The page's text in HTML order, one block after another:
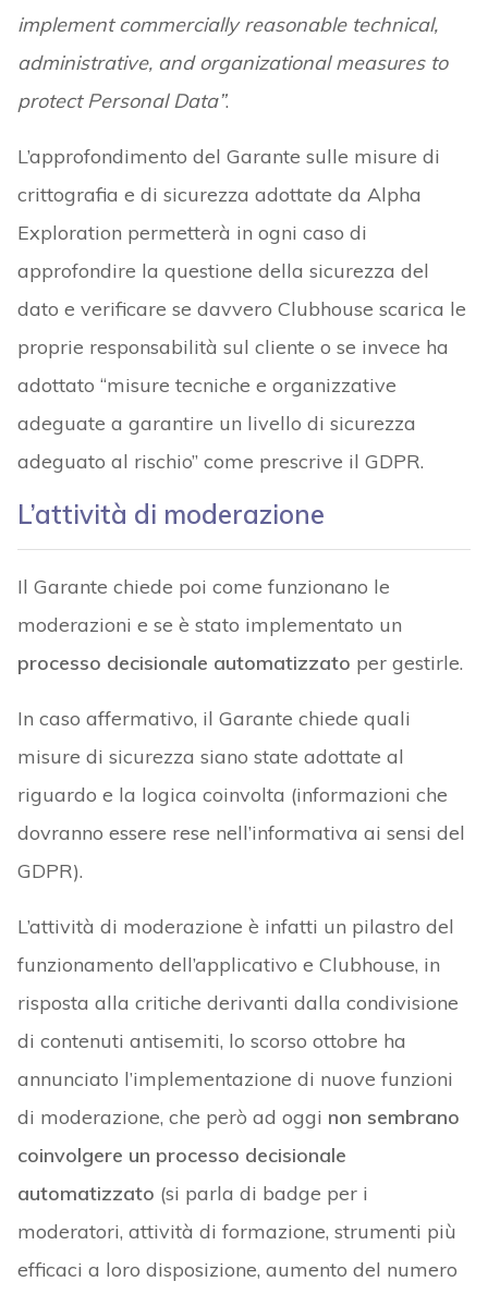
implement commercially reasonable technical,
administrative, and organizational measures to
protect Personal Data”.
L’approfondimento del Garante sulle misure di
crittografia e di sicurezza adottate da Alpha
Exploration permetterà in ogni caso di
approfondire la questione della sicurezza del
dato e verificare se davvero Clubhouse scarica le
proprie responsabilità sul cliente o se invece ha
adottato “misure tecniche e organizzative
adeguate a garantire un livello di sicurezza
adeguato al rischio” come prescrive il GDPR.
L’attività di moderazione
Il Garante chiede poi come funzionano le
moderazioni e se è stato implementato un
processo decisionale automatizzato per gestirle.
In caso affermativo, il Garante chiede quali
misure di sicurezza siano state adottate al
riguardo e la logica coinvolta (informazioni che
dovranno essere rese nell’informativa ai sensi del
GDPR).
L’attività di moderazione è infatti un pilastro del
funzionamento dell’applicativo e Clubhouse, in
risposta alla critiche derivanti dalla condivisione
di contenuti antisemiti, lo scorso ottobre ha
annunciato l’implementazione di nuove funzioni
di moderazione, che però ad oggi non sembrano
coinvolgere un processo decisionale
automatizzato (si parla di badge per i
moderatori, attività di formazione, strumenti più
efficaci a loro disposizione, aumento del numero